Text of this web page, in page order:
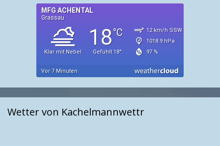
Wetter von Kachelmannwettr